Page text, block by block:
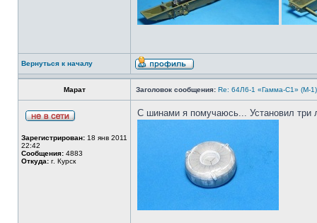
Вернуться к началу
Марат Заголовок сообщения: Re: 64Л6-1 «Гамма-С1» (М-
Зарегистрирован: 18 янв 2011
22:42
Сообщения: 4883
Откуда: г. Курск
С шинами я помучаюсь... Установил три